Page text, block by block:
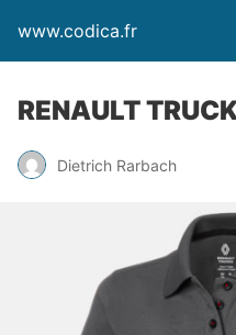
www.codica.fr
RENAULT
Dietrich Rarbach